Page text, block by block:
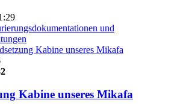
und
Kabine unseres Mikafa
Kabine unseres Mikafa